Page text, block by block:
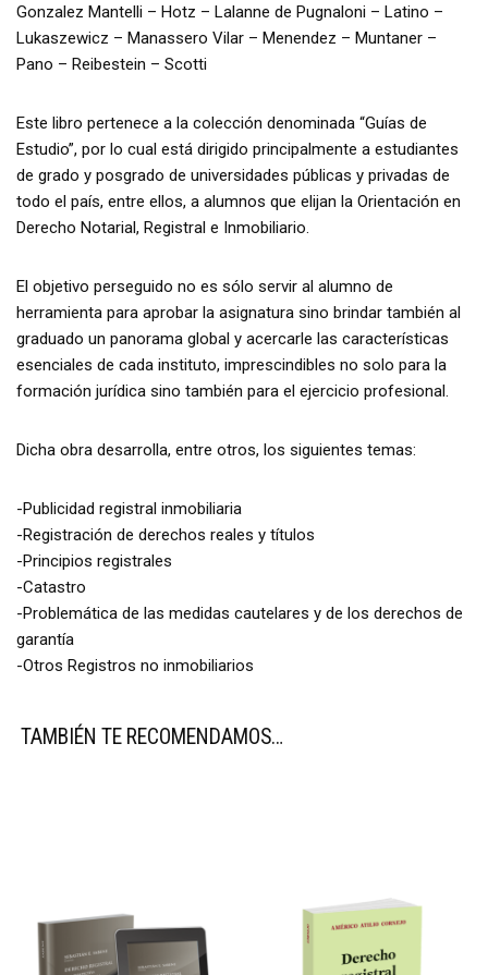
Gonzalez Mantelli – Hotz – Lalanne de Pugnaloni – Latino –
Lukaszewicz – Manassero Vilar – Menendez – Muntaner –
Pano – Reibestein – Scotti
Este libro pertenece a la colección denominada “Guías de
Estudio”, por lo cual está dirigido principalmente a estudiantes
de grado y posgrado de universidades públicas y privadas de
todo el país, entre ellos, a alumnos que elijan la Orientación en
Derecho Notarial, Registral e Inmobiliario.
El objetivo perseguido no es sólo servir al alumno de
herramienta para aprobar la asignatura sino brindar también al
graduado un panorama global y acercarle las características
esenciales de cada instituto, imprescindibles no solo para la
formación jurídica sino también para el ejercicio profesional.
Dicha obra desarrolla, entre otros, los siguientes temas:
-Publicidad registral inmobiliaria
-Registración de derechos reales y títulos
-Principios registrales
-Catastro
-Problemática de las medidas cautelares y de los derechos de
garantía
-Otros Registros no inmobiliarios
TAMBIÉN TE RECOMENDAMOS…